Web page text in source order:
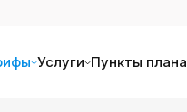
Услуги Пункты плана